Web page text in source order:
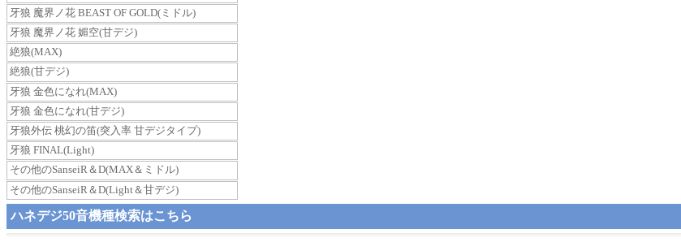
牙狼 魔界ノ花 BEAST OF GOLD(ミドル)
牙狼 魔界ノ花 媚空(甘デジ)
絶狼(MAX)
絶狼(甘デジ)
牙狼 金色になれ(MAX)
牙狼 金色になれ(甘デジ)
牙狼外伝 桃幻の笛(突入率 甘デジタイプ)
牙狼 FINAL(Light)
その他のSanseiR＆D(MAX＆ミドル)
その他のSanseiR＆D(Light＆甘デジ)
ハネデジ50音機種検索はこちら